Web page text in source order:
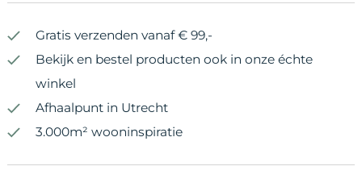
Gratis verzenden vanaf € 99,-
Bekijk en bestel producten ook in onze échte
winkel
Afhaalpunt in Utrecht
3.000m² wooninspiratie